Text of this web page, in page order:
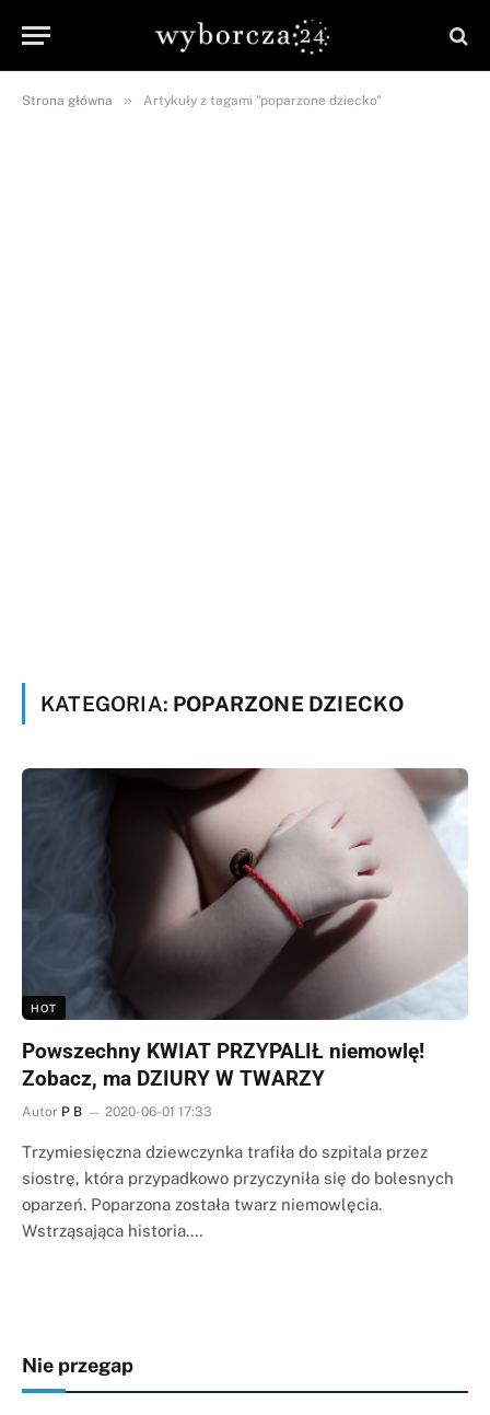
Strona główna » Artykuły z tagami "poparzone dziecko"
KATEGORIA: POPARZONE DZIECKO
HOT
Powszechny KWIAT PRZYPALIŁ niemowlę!
Zobacz, ma DZIURY W TWARZY
Autor P B 2020-06-01 17:33
Trzymiesięczna dziewczynka trafiła do szpitala przez
siostrę, która przypadkowo przyczyniła się do bolesnych
oparzeń. Poparzona została twarz niemowlęcia.
Wstrząsająca historia.…
Nie przegap